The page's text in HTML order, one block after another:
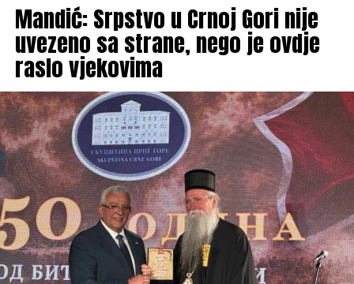
Mandić: Srpstvo u Crnoj Gori nije
uvezeno sa strane, nego je ovdje
raslo vjekovima